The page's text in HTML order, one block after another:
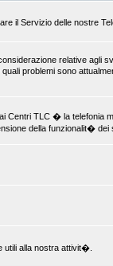
il Servizio delle nostre
relative agli
problemi sono
Centri TLC � la telefonia
della funzionalit�
utili alla nostra attivit�.